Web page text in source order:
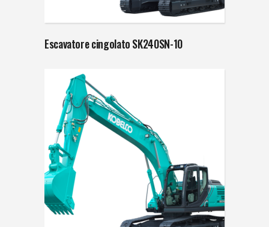
Escavatore cingolato SK240SN-10